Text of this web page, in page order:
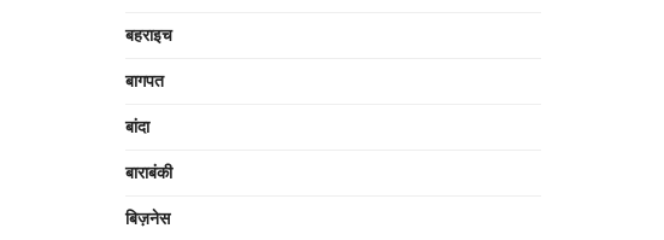
बहराइच
बागपत
बांदा
बाराबंकी
बिज़नेस